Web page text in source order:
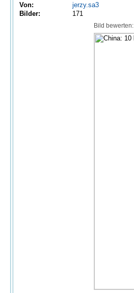
Von:
jerzy.sa3
Bilder:
171
Bild bewerten: